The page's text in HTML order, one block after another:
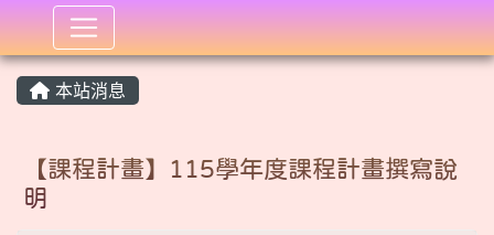
:::
本站消息
【課程計畫】115學年度課程計畫撰寫說
明